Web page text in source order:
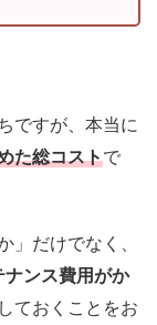
ですが、本当に
た総コストで
だけでなく、
ナンス費用がか
ておくことをお